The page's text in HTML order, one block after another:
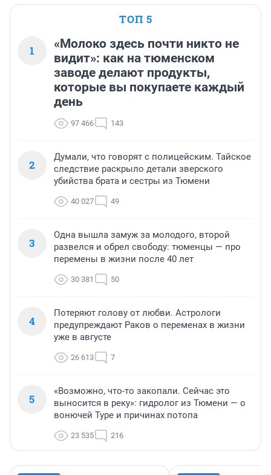
ТОП 5
1
«Молоко здесь почти никто не
видит»: как на тюменском
заводе делают продукты,
которые вы покупаете каждый
день
97 466 143
2
Думали, что говорят с полицейским. Тайское
следствие раскрыло детали зверского
убийства брата и сестры из Тюмени
40 027 49
3
Одна вышла замуж за молодого, второй
развелся и обрел свободу: тюменцы — про
перемены в жизни после 40 лет
30 381 50
4
Потеряют голову от любви. Астрологи
предупреждают Раков о переменах в жизни
уже в августе
26 613 7
5
«Возможно, что-то закопали. Сейчас это
выносится в реку»: гидролог из Тюмени — о
вонючей Туре и причинах потопа
23 535 216